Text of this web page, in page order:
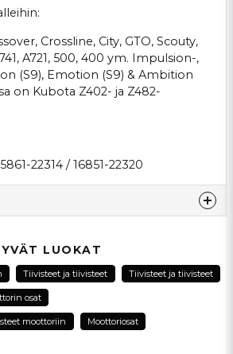
Crossline, City, GTO, Scouty,
A721, 500, 400 ym. Impulsion-,
(S9), Emotion (S9) & Ambition
on Kubota Z402- ja Z482-
22314 / 16851-22320
tuotteesta...
LUOKAT
Tiivisteet ja tiivisteet Tiivisteet ja tiivisteet
osat
moottoriin Moottoriosat